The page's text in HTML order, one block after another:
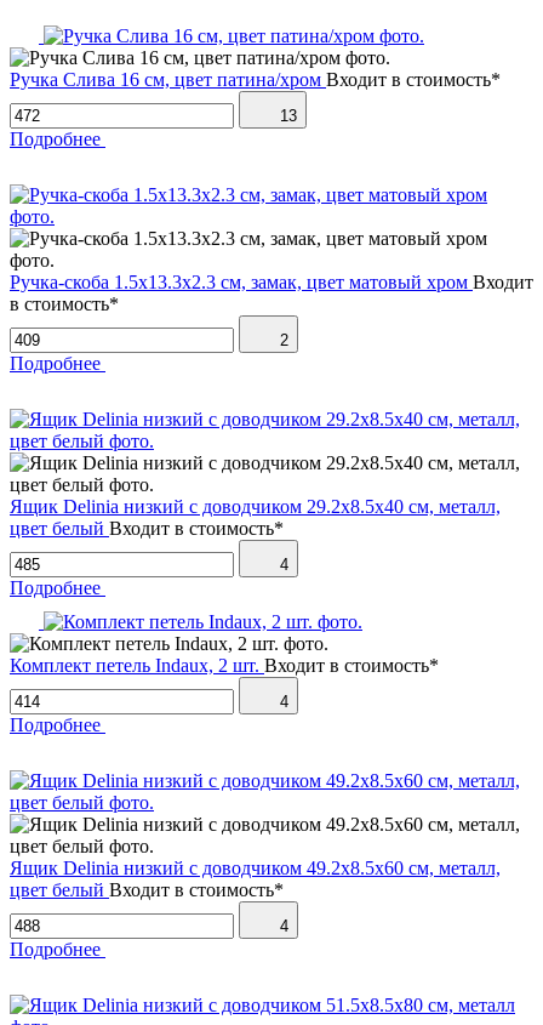
Ручка Слива 16 см, цвет патина/хром Входит в стоимость*
13
Подробнее
Ручка-скоба 1.5х13.3х2.3 см, замак, цвет матовый хром Входит
в стоимость*
2
Подробнее
Ящик Delinia низкий с доводчиком 29.2х8.5х40 см, металл,
цвет белый Входит в стоимость*
4
Подробнее
Комплект петель Indaux, 2 шт. Входит в стоимость*
4
Подробнее
Ящик Delinia низкий с доводчиком 49.2х8.5х60 см, металл,
цвет белый Входит в стоимость*
4
Подробнее